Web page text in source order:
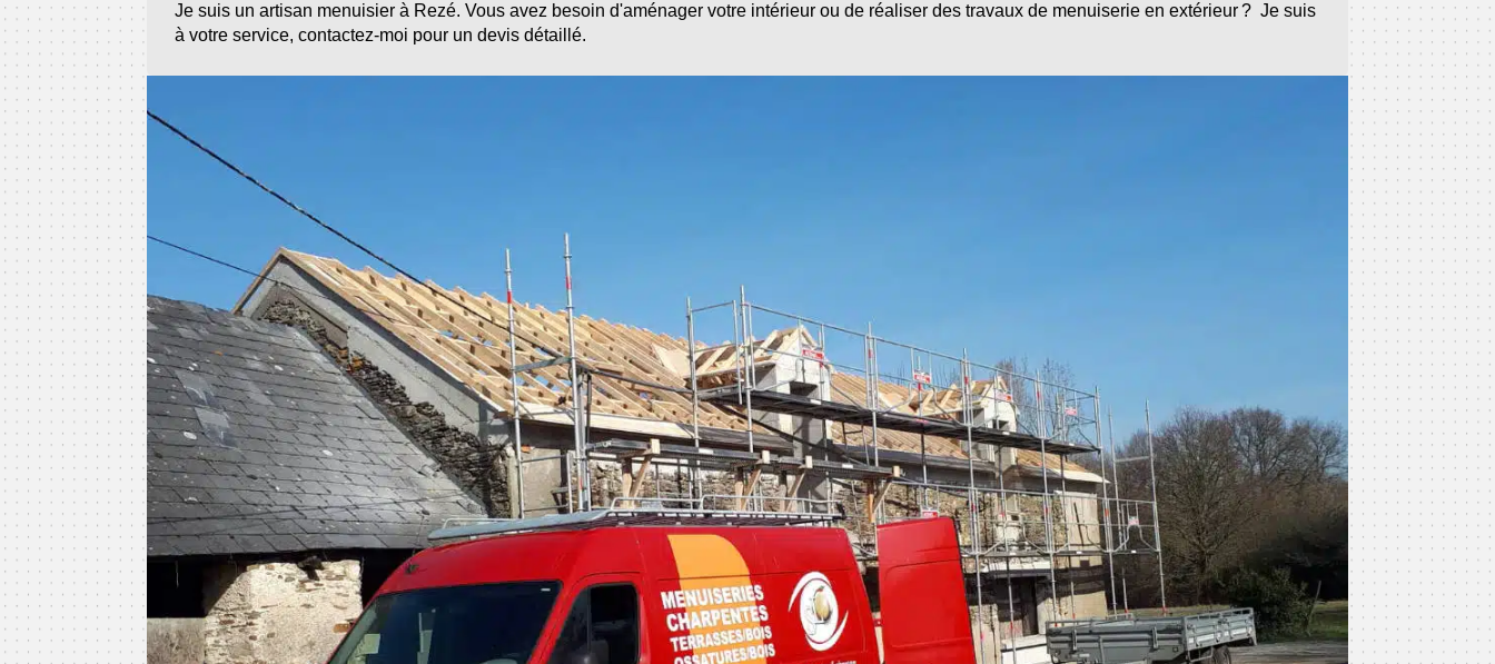
Je suis un artisan menuisier à Rezé. Vous avez besoin d'aménager votre intérieur ou de réaliser des travaux de menuiserie en extérieur ? Je suis
à votre service, contactez-moi pour un devis détaillé.